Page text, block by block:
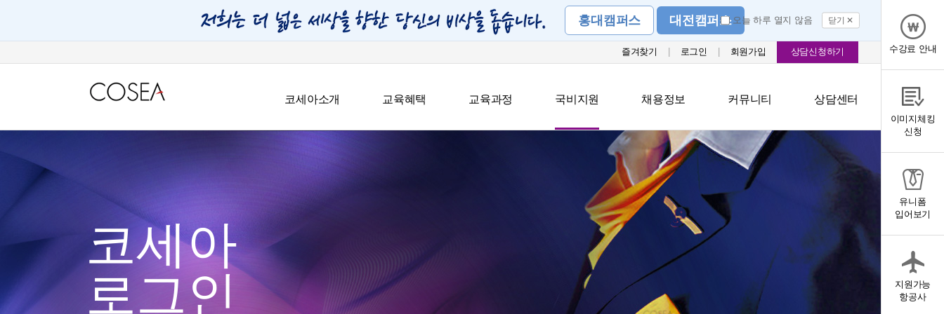
홍대캠퍼스 대전캠퍼스오늘 하루 열지 않음 닫기 ✕
즐겨찾기 로그인 회원가입 상담신청하기
코세아소개 교육혜택 교육과정 국비지원 채용정보 커뮤니티 상담센터
코세아
로그인
수강료 안내
이미지체킹
신청
유니폼
입어보기
지원가능
항공사